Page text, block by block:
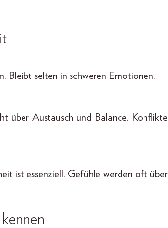
Bleibt selten in schweren Emotionen.
über Austausch und Balance. Konflikte
ist essenziell. Gefühle werden oft über